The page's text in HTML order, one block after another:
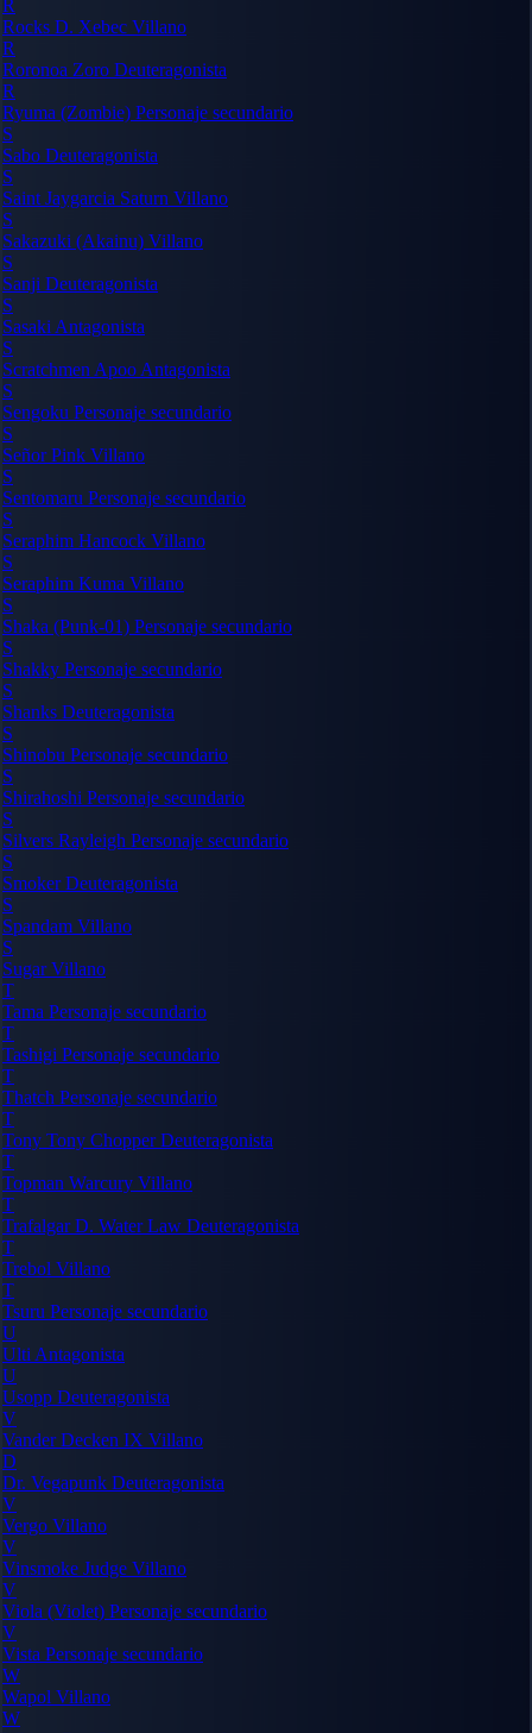
R
Rocks D. Xebec Villano
R
Roronoa Zoro Deuteragonista
R
Ryuma (Zombie) Personaje secundario
S
Sabo Deuteragonista
S
Saint Jaygarcia Saturn Villano
S
Sakazuki (Akainu) Villano
S
Sanji Deuteragonista
S
Sasaki Antagonista
S
Scratchmen Apoo Antagonista
S
Sengoku Personaje secundario
S
Señor Pink Villano
S
Sentomaru Personaje secundario
S
Seraphim Hancock Villano
S
Seraphim Kuma Villano
S
Shaka (Punk-01) Personaje secundario
S
Shakky Personaje secundario
S
Shanks Deuteragonista
S
Shinobu Personaje secundario
S
Shirahoshi Personaje secundario
S
Silvers Rayleigh Personaje secundario
S
SmokerDeuteragonista
S
Spandam Villano
S
SugarVillano
T
Tama Personaje secundario
T
Tashigi Personaje secundario
T
Thatch Personaje secundario
T
Tony Tony ChopperDeuteragonista
T
Topman Warcury Villano
T
Trafalgar D. Water Law Deuteragonista
T
Trebol Villano
T
Tsuru Personaje secundario
U
Ulti Antagonista
U
Usopp Deuteragonista
V
Vander Decken IX Villano
D
Dr. Vegapunk Deuteragonista
V
Vergo Villano
V
Vinsmoke Judge Villano
V
Viola (Violet) Personaje secundario
V
Vista Personaje secundario
W
Wapol Villano
W